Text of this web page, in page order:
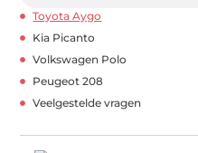
Toyota Aygo
Kia Picanto
Volkswagen Polo
Peugeot 208
Veelgestelde vragen